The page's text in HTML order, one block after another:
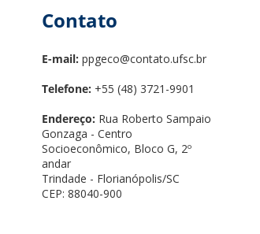
Contato
E-mail: ppgeco@contato.ufsc.br
Telefone: +55 (48) 3721-9901
Endereço: Rua Roberto Sampaio
Gonzaga - Centro
Socioeconômico, Bloco G, 2º
andar
Trindade - Florianópolis/SC
CEP: 88040-900